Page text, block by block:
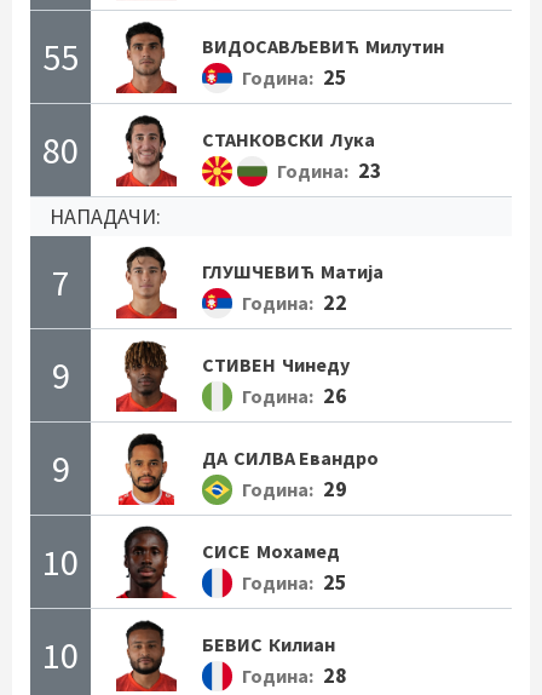
55 ВИДОСАВЉЕВИЋ Милутин
Година: 25
80 СТАНКОВСКИ Лука
Година: 23
НАПАДАЧИ:
7 ГЛУШЧЕВИЋ Матија
Година: 22
9 СТИВЕН Чинеду
Година: 26
9 ДА СИЛВА Евандро
Година: 29
10 СИСЕ Мохамед
Година: 25
10 БЕВИС Килиан
Година: 28